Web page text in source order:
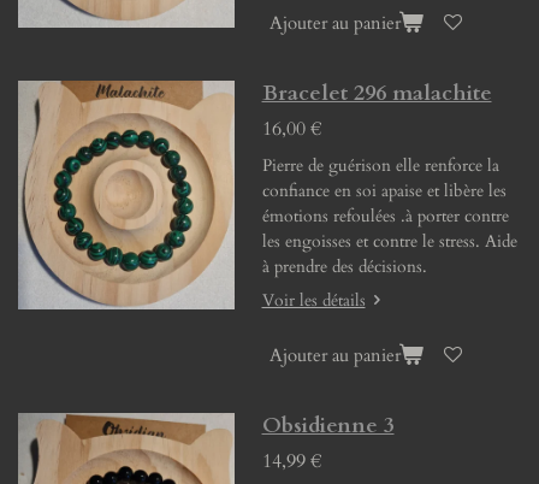
Ajouter au panier
Bracelet 296 malachite
16,00 €
Pierre de guérison elle renforce la
confiance en soi apaise et libère les
émotions refoulées .à porter contre
les engoisses et contre le stress. Aide
à prendre des décisions.
Voir les détails
Ajouter au panier
Obsidienne 3
14,99 €